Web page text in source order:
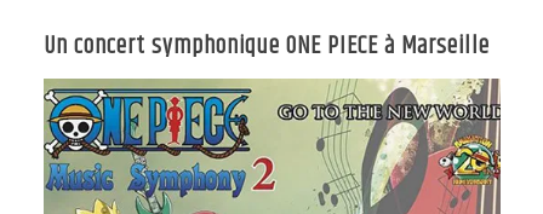
Un concert symphonique ONE PIECE à Marseille